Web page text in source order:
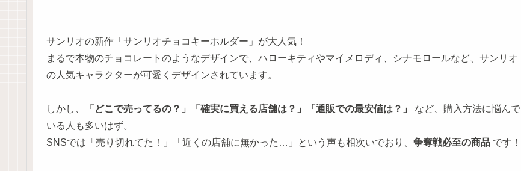
サンリオの新作「サンリオチョコキーホルダー」が大人気！
まるで本物のチョコレートのようなデザインで、ハローキティやマイメロディ、シナモロールなど、サンリオ
の人気キャラクターが可愛くデザインされています。
しかし、 「どこで売ってるの？」「確実に買える店舗は？」「通販での最安値は？」
など、購入方法に悩んで
いる人も多いはず。
SNSでは「売り切れてた！」「近くの店舗に無かった…」という声も相次いでおり、 争奪戦必至の商品 です！